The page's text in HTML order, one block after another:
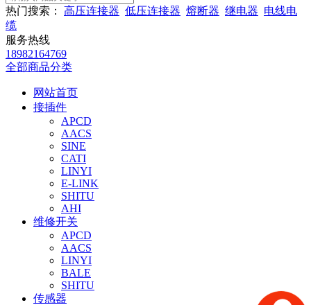
热门搜索： 高压连接器 低压连接器 熔断器 继电器 电线电
缆
服务热线
18982164769
全部商品分类
网站首页
接插件
APCD
AACS
SINE
CATI
LINYI
E-LINK
SHITU
AHI
维修开关
APCD
AACS
LINYI
BALE
SHITU
传感器